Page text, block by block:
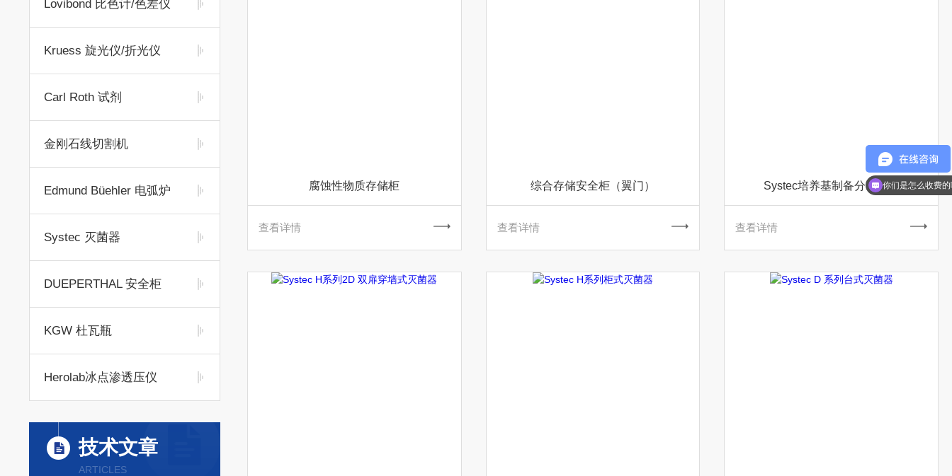
Lovibond 比色计/色差仪
Kruess 旋光仪/折光仪
Carl Roth 试剂
金刚石线切割机
Edmund Büehler 电弧炉
Systec 灭菌器
DUEPERTHAL 安全柜
KGW 杜瓦瓶
Herolab冰点渗透压仪
技术文章
ARTICLES
腐蚀性物质存储柜
查看详情
综合存储安全柜（翼门）
查看详情
Systec培养基制备分装系统
查看详情
你们是怎么收费
现在有优惠活动